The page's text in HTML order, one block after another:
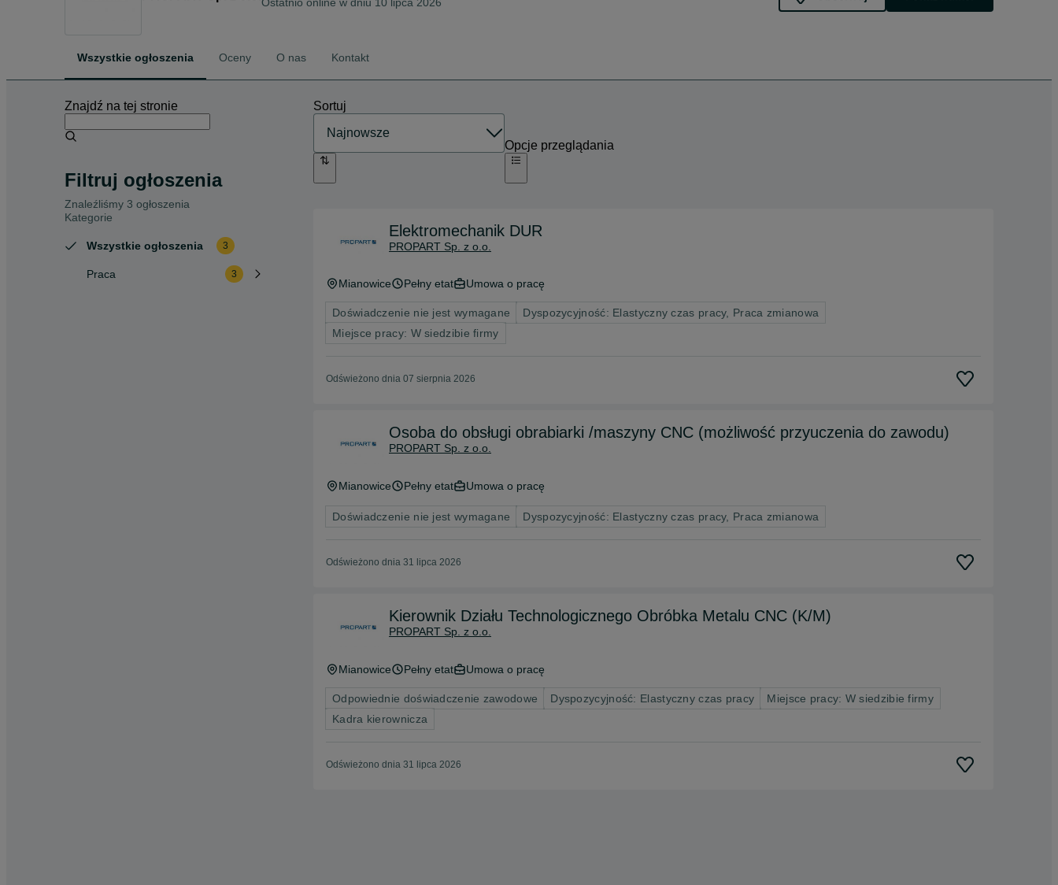
Wszystkie ogłoszenia Oceny O nas Kontakt
Znajdź na tej stronie
Filtruj ogłoszenia
Znaleźliśmy 3 ogłoszenia
Kategorie
Wszystkie ogłoszenia 3
Praca 3
Sortuj
Opcje przeglądania
Elektromechanik DUR
PROPART Sp. z o.o.
Mianowice Pełny etat Umowa o pracę
Doświadczenie nie jest wymagane
Dyspozycyjność: Elastyczny czas pracy, Praca zmianowa
Miejsce pracy: W siedzibie firmy
Odświeżono dnia 07 sierpnia 2026
Osoba do obsługi obrabiarki /maszyny CNC (możliwość przyuczenia do zawodu)
PROPART Sp. z o.o.
Mianowice Pełny etat Umowa o pracę
Doświadczenie nie jest wymagane Dyspozycyjność: Elastyczny czas pracy, Praca zmianowa
Odświeżono dnia 31 lipca 2026
Kierownik Działu Technologicznego Obróbka Metalu CNC (K/M)
PROPART Sp. z o.o.
Mianowice Pełny etat Umowa o pracę
Odpowiednie doświadczenie zawodowe Dyspozycyjność: Elastyczny czas pracy
Miejsce pracy: W siedzibie firmy
Kadra kierownicza
Odświeżono dnia 31 lipca 2026